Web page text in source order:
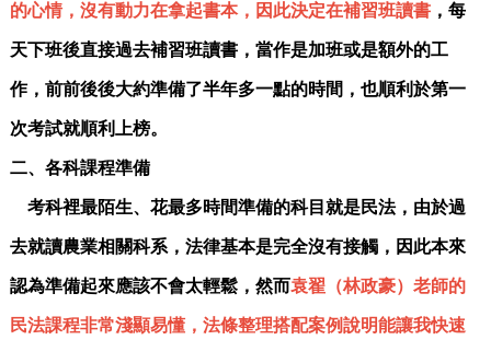
的心情，沒有動力在拿起書本，因此決定在補習班讀書，每
天下班後直接過去補習班讀書，當作是加班或是額外的工
作，前前後後大約準備了半年多一點的時間，也順利於第一
次考試就順利上榜。
二、各科課程準備
考科裡最陌生、花最多時間準備的科目就是民法，由於過
去就讀農業相關科系，法律基本是完全沒有接觸，因此本來
認為準備起來應該不會太輕鬆，然而袁翟（林政豪）老師的
民法課程非常淺顯易懂，法條整理搭配案例說明能讓我快速